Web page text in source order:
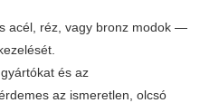
acél, réz, vagy bronz modok —
és az
az ismeretlen, olcsó